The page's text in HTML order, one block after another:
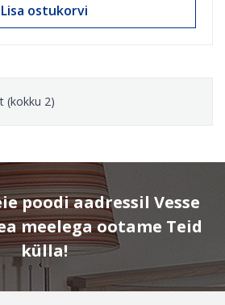
Lisa ostukorvi
(kokku 2)
poodi aadressil Vesse
meelega ootame Teid
külla!